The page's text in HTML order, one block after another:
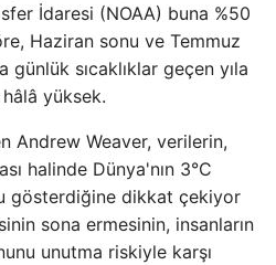
İdaresi (NOAA) buna %50
Haziran sonu ve Temmuz
günlük sıcaklıklar geçen yıla
yüksek.
Andrew Weaver, verilerin,
halinde Dünya'nın 3°C
gösterdiğine dikkat çekiyor
sona ermesinin, insanların
unutma riskiyle karşı